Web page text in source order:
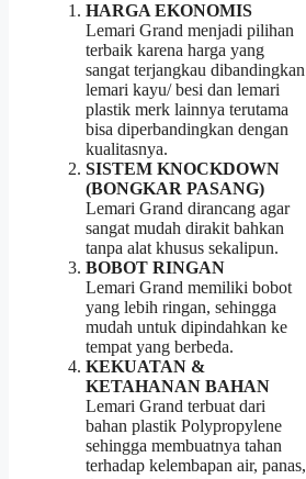
HARGA EKONOMIS
Lemari Grand menjadi pilihan
terbaik karena harga yang
sangat terjangkau dibandingkan
lemari kayu/ besi dan lemari
plastik merk lainnya terutama
bisa diperbandingkan dengan
kualitasnya.
SISTEM KNOCKDOWN
(BONGKAR PASANG)
Lemari Grand dirancang agar
sangat mudah dirakit bahkan
tanpa alat khusus sekalipun.
BOBOT RINGAN
Lemari Grand memiliki bobot
yang lebih ringan, sehingga
mudah untuk dipindahkan ke
tempat yang berbeda.
KEKUATAN &
KETAHANAN BAHAN
Lemari Grand terbuat dari
bahan plastik Polypropylene
sehingga membuatnya tahan
terhadap kelembapan air, panas,